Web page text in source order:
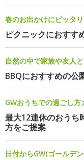
春のお出かけにピッタリ
ピクニックにおすす
自然の中で家族や友人
BBQにおすすめの公
GWおうちでの過ごし方
最大12連休のおうち
方をご提案
日付からGW(ゴールデ